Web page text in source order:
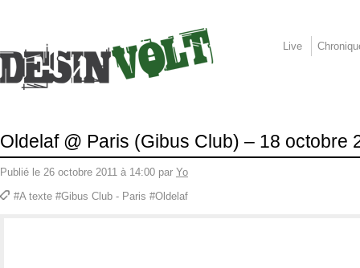
Live
Oldelaf @ Paris (Gibus Club) – 18 octobre
Publié le 26 octobre 2011 à 14:00 par Yo
#A texte #Gibus Club - Paris #Oldelaf